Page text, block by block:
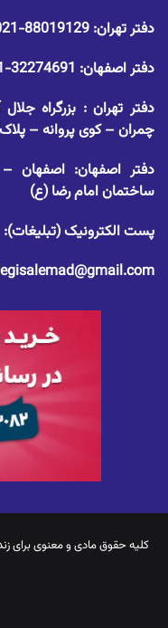
دفتر تهران: 88019129-021
دفتر اصفهان: 32274691-031
دفتر تهران : بزرگراه
چمران – کوی پروانه – پلاک ۲ –
دفتر اصفهان: اصفهان
ساختمان امام رضا (ع)
پست الکترونیک (تبلیغات):
کلیه حقوق مادی و معنوی برای